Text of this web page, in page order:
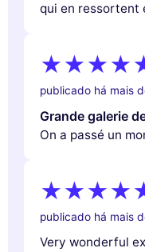
qui en ressortent
publicado há mais
Grande galerie
On a passé un
publicado há mais
Very wonderful